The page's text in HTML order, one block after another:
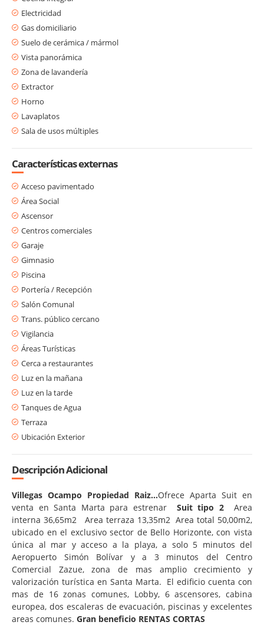
Electricidad
Gas domiciliario
Suelo de cerámica / mármol
Vista panorámica
Zona de lavandería
Extractor
Horno
Lavaplatos
Sala de usos múltiples
Características externas
Acceso pavimentado
Área Social
Ascensor
Centros comerciales
Garaje
Gimnasio
Piscina
Portería / Recepción
Salón Comunal
Trans. público cercano
Vigilancia
Áreas Turísticas
Cerca a restaurantes
Luz en la mañana
Luz en la tarde
Tanques de Agua
Terraza
Ubicación Exterior
Descripción Adicional
Villegas Ocampo Propiedad Raiz...Ofrece Aparta Suit en
venta en Santa Marta para estrenar Suit tipo 2
Area
interna 36,65m2 Area terraza 13,35m2 Area total 50,00m2,
ubicado en el exclusivo sector de Bello Horizonte, con vista
única al mar y acceso a la playa, a solo 5 minutos del
Aeropuerto Simón Bolívar y a 3 minutos del Centro
Comercial Zazue, zona de mas amplio crecimiento y
valorización turística en Santa Marta. El edificio cuenta con
mas de 16 zonas comunes, Lobby, 6 ascensores, cabina
europea, dos escaleras de evacuación, piscinas y excelentes
areas comunes. Gran beneficio RENTAS CORTAS